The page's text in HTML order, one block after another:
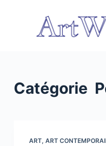
aCatégorie
ART, ART